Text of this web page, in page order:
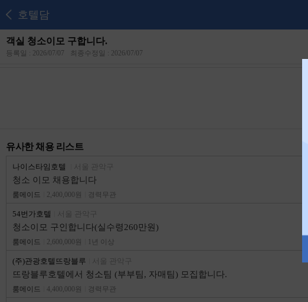
호텔담
객실 청소이모 구합니다.
등록일 : 2026/07/07 최종수정일 : 2026/07/07
유사한 채용 리스트
나이스타임호텔 서울 관악구
청소 이모 채용합니다
룸메이드 2,400,000원 경력무관
54번가호텔 서울 관악구
청소이모 구인합니다(실수령260만원)
룸메이드 2,600,000원 1년 이상
(주)관광호텔뜨랑블루 서울 관악구
뜨랑블루호텔에서 청소팀 (부부팀, 자매팀) 모집합니다.
룸메이드 4,400,000원 경력무관